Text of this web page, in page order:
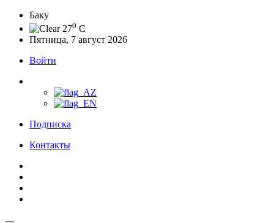
Баку
270 C
Пятница, 7 август 2026
Войти
Подписка
Контакты